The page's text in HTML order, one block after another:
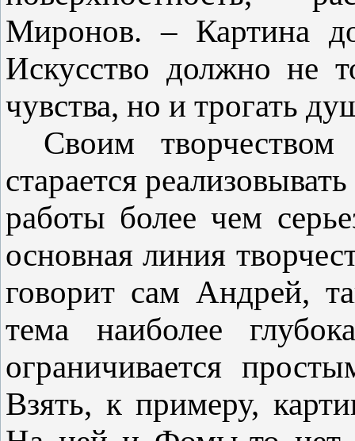
Миронов. – Картина
Искусство должно не
чувства, но и трогать
Своим
старается
работы более чем
основная линия
говорит сам Андрей,
тема наиболее
ограничивается
Взять, к примеру,